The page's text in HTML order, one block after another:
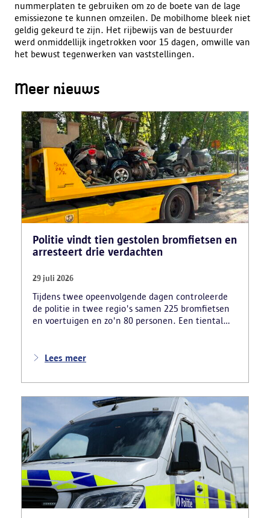
nummerplaten te gebruiken om zo de boete van de lage
emissiezone te kunnen omzeilen. De mobilhome bleek niet
geldig gekeurd te zijn. Het rijbewijs van de bestuurder
werd onmiddellijk ingetrokken voor 15 dagen, omwille van
het bewust tegenwerken van vaststellingen.
Meer nieuws
Politie vindt tien gestolen bromfietsen en
arresteert drie verdachten
29 juli 2026
Tijdens twee opeenvolgende dagen controleerde
de politie in twee regio's samen 225 bromfietsen
en voertuigen en zo'n 80 personen. Een tiental
beslag genomen. Daarnaast arresteerde de politie
motorblokken en inbrekersmateriaal gevonden.
Lees meer